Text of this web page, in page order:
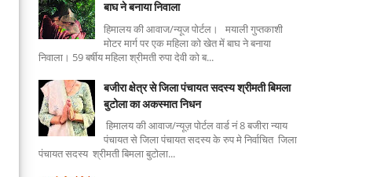
बाघ ने बनाया निवाला
हिमालय की आवाज/न्यूज पोर्टल। मयाली गुप्तकाशी
मोटर मार्ग पर एक महिला को खेत में बाघ ने बनाया
निवाला। 59 बर्षीय महिला श्रीमती रुपा देवी को ब...
बजीरा क्षेत्र से जिला पंचायत सदस्य श्रीमती बिमला
बुटोला का अकस्मात निधन
हिमालय की आवाज/न्यूज़ पोर्टल वार्ड नं 8 बजीरा न्याय
पंचायत से जिला पंचायत सदस्य के रुप मे निर्वाचित जिला
पंचायत सदस्य श्रीमती बिमला बुटोला...